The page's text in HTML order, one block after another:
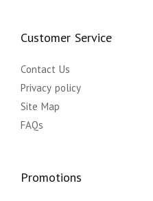
Customer Service
Contact Us
Privacy policy
Site Map
FAQs
Promotions